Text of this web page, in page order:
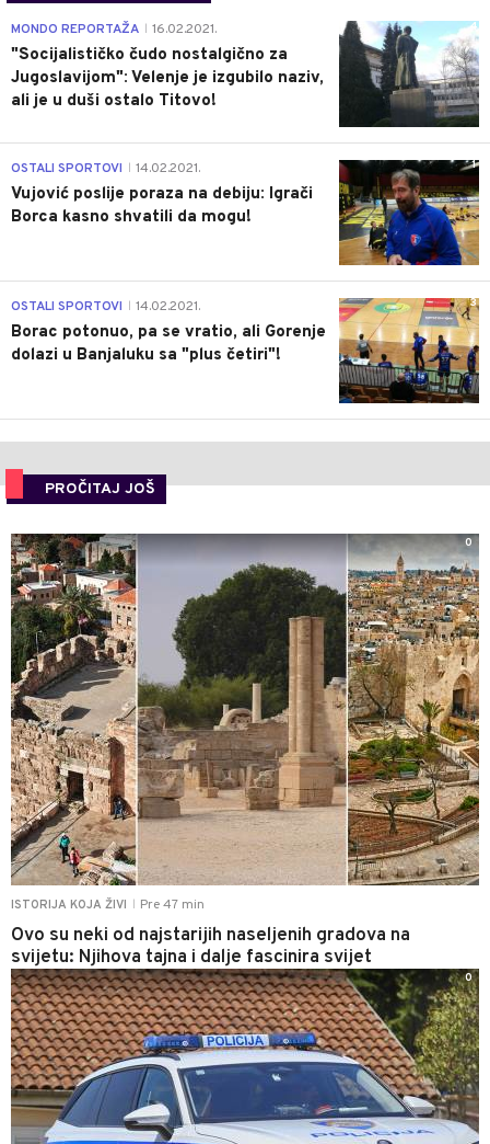
4
MONDO REPORTAŽA 16.02.2021.
"Socijalističko čudo nostalgično za
Jugoslavijom": Velenje je izgubilo naziv,
ali je u duši ostalo Titovo!
1
OSTALI SPORTOVI 14.02.2021.
Vujović poslije poraza na debiju: Igrači
Borca kasno shvatili da mogu!
3
OSTALI SPORTOVI 14.02.2021.
Borac potonuo, pa se vratio, ali Gorenje
dolazi u Banjaluku sa "plus četiri"!
PROČITAJ JOŠ
ISTORIJA KOJA ŽIVI Pre 47 min
Ovo su neki od najstarijih naseljenih gradova na
svijetu: Njihova tajna i dalje fascinira svijet
0
0